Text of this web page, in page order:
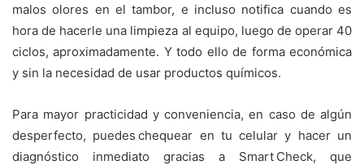
malos olores en el tambor, e incluso notifica cuando es
hora de hacerle una limpieza al equipo, luego de operar 40
ciclos, aproximadamente. Y todo ello de forma económica
y sin la necesidad de usar productos químicos.
Para mayor practicidad y conveniencia, en caso de algún
desperfecto, puedes chequear en tu celular y hacer un
diagnóstico inmediato gracias a Smart Check, que